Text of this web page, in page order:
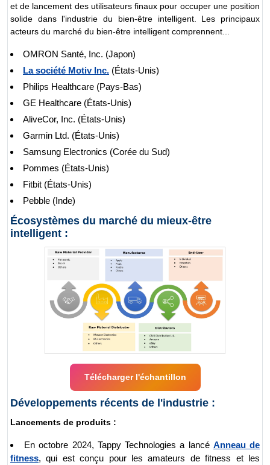
et de lancement des utilisateurs finaux pour occuper une position
solide dans l'industrie du bien-être intelligent. Les principaux
acteurs du marché du bien-être intelligent comprennent...
OMRON Santé, Inc. (Japon)
La société Motiv Inc. (États-Unis)
Philips Healthcare (Pays-Bas)
GE Healthcare (États-Unis)
AliveCor, Inc. (États-Unis)
Garmin Ltd. (États-Unis)
Samsung Electronics (Corée du Sud)
Pommes (États-Unis)
Fitbit (États-Unis)
Pebble (Inde)
Écosystèmes du marché du mieux-être
intelligent :
Télécharger l'échantillon
Développements récents de l'industrie :
Lancements de produits :
En octobre 2024, Tappy Technologies a lancé Anneau de
fitness, qui est conçu pour les amateurs de fitness et les